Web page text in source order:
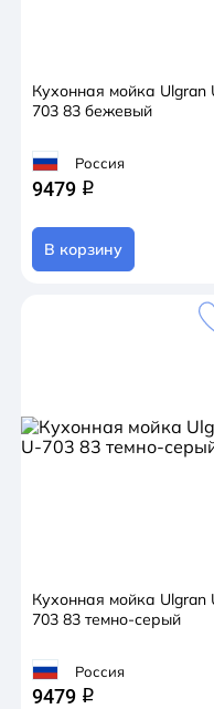
Кухонная мойка Ulgran
703 83 бежевый
Россия
9479 q
В корзину
Кухонная мойка Ulgran
703 83 темно-серый
Россия
9479 q